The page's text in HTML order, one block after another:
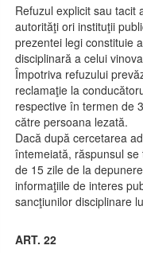
Refuzul explicit sau tacit
autorităţi ori instituţii
prezentei legi constituie
disciplinară a celui
Împotriva refuzului
reclamaţie la
respective în termen de
către persoana lezată.
Dacă după cercetarea
întemeiată, răspunsul
de 15 zile de la
informaţiile de interes
sancţiunilor disciplinare
ART. 22